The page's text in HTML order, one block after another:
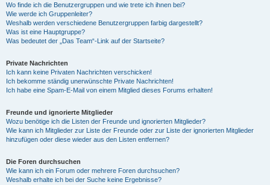
Wo finde ich die Benutzergruppen und wie trete ich ihnen bei?
Wie werde ich Gruppenleiter?
Weshalb werden verschiedene Benutzergruppen farbig dargestellt?
Was ist eine Hauptgruppe?
Was bedeutet der „Das Team“-Link auf der Startseite?
Private Nachrichten
Ich kann keine Privaten Nachrichten verschicken!
Ich bekomme ständig unerwünschte Private Nachrichten!
Ich habe eine Spam-E-Mail von einem Mitglied dieses Forums erhalten!
Freunde und ignorierte Mitglieder
Wozu benötige ich die Listen der Freunde und ignorierten Mitglieder?
Wie kann ich Mitglieder zur Liste der Freunde oder zur Liste der ignorierten Mitglieder
hinzufügen oder diese wieder aus den Listen entfernen?
Die Foren durchsuchen
Wie kann ich ein Forum oder mehrere Foren durchsuchen?
Weshalb erhalte ich bei der Suche keine Ergebnisse?